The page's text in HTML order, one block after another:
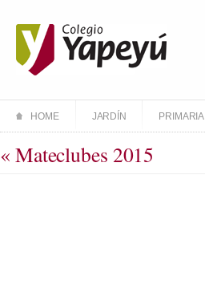
HOME JARDÍN PRIMARIA
« Mateclubes 2015